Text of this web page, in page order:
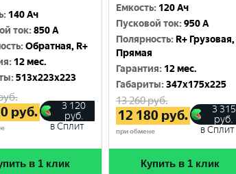
: 140 Ач
ток:850 A
:Обратная, R+
: 12 мес.
:513x223x223
руб.
3 120
руб.
в Сплит
в 1 клик
Емкость: 120 Ач
Пусковой ток:950 A
Полярность: R+ Грузовая,
Прямая
Гарантия: 12 мес.
Габариты:347x175x225
13 260руб.
12 180 руб.
при обмене
3 315
руб.
в Сплит
Купить в 1 клик